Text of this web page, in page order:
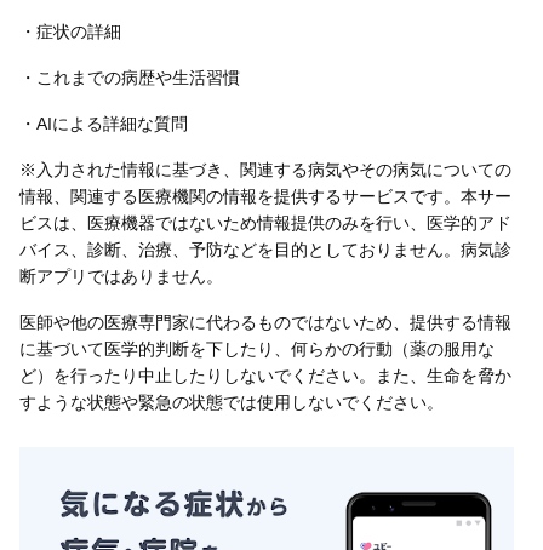
・症状の詳細
・これまでの病歴や生活習慣
・AIによる詳細な質問
※入力された情報に基づき、関連する病気やその病気についての
情報、関連する医療機関の情報を提供するサービスです。本サー
ビスは、医療機器ではないため情報提供のみを行い、医学的アド
バイス、診断、治療、予防などを目的としておりません。病気診
断アプリではありません。
医師や他の医療専門家に代わるものではないため、提供する情報
に基づいて医学的判断を下したり、何らかの行動（薬の服用な
ど）を行ったり中止したりしないでください。また、生命を脅か
すような状態や緊急の状態では使用しないでください。